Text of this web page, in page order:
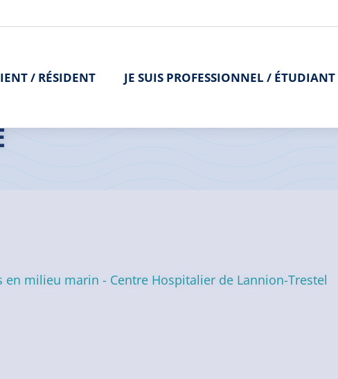
/ RÉSIDENT JE SUIS PROFESSIONNEL / ÉTUDIANT
milieu marin - Centre Hospitalier de Lannion-Trestel